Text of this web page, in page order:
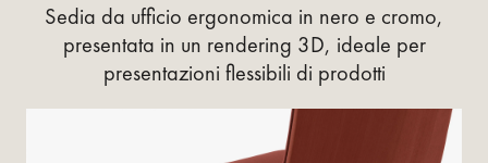
Sedia da ufficio ergonomica in nero e cromo,
presentata in un rendering 3D, ideale per
presentazioni flessibili di prodotti